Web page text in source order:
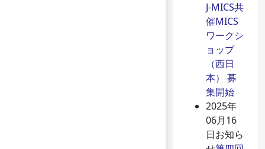
J-MICS共
催MICS
ワークシ
ョップ
（西日
本） 募
集開始
2025年
06月16
日お知ら